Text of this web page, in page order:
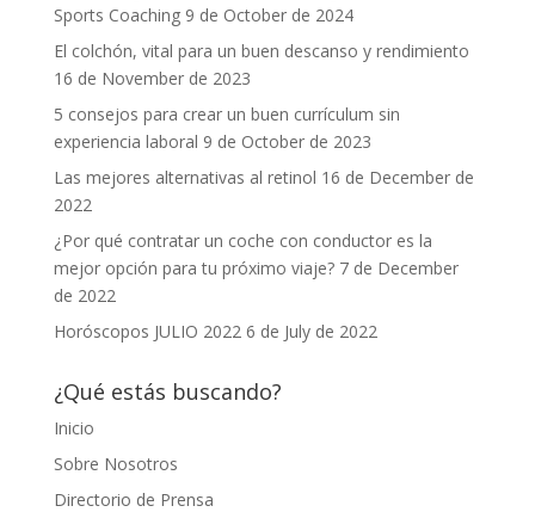
Sports Coaching 9 de October de 2024
El colchón, vital para un buen descanso y rendimiento
16 de November de 2023
5 consejos para crear un buen currículum sin
experiencia laboral 9 de October de 2023
Las mejores alternativas al retinol 16 de December de
2022
¿Por qué contratar un coche con conductor es la
mejor opción para tu próximo viaje? 7 de December
de 2022
Horóscopos JULIO 2022 6 de July de 2022
¿Qué estás buscando?
Inicio
Sobre Nosotros
Directorio de Prensa